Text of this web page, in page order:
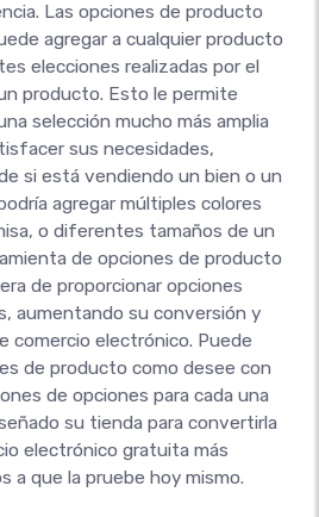
Las opciones de producto
agregar a cualquier producto
elecciones realizadas por el
producto. Esto le permite
selección mucho más amplia
sus necesidades,
si está vendiendo un bien o un
agregar múltiples colores
o diferentes tamaños de un
de opciones de producto
de proporcionar opciones
aumentando su conversión y
comercio electrónico. Puede
de producto como desee con
de opciones para cada una
su tienda para convertirla
electrónico gratuita más
a que la pruebe hoy mismo.